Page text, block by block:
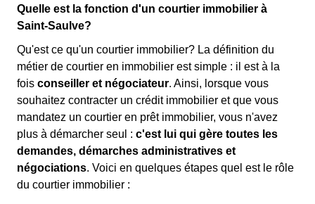
Quelle est la fonction d'un courtier immobilier à
Saint-Saulve?
Qu'est ce qu'un courtier immobilier? La définition du
métier de courtier en immobilier est simple : il est à la
fois conseiller et négociateur. Ainsi, lorsque vous
souhaitez contracter un crédit immobilier et que vous
mandatez un courtier en prêt immobilier, vous n'avez
plus à démarcher seul : c'est lui qui gère toutes les
demandes, démarches administratives et
négociations. Voici en quelques étapes quel est le rôle
du courtier immobilier :